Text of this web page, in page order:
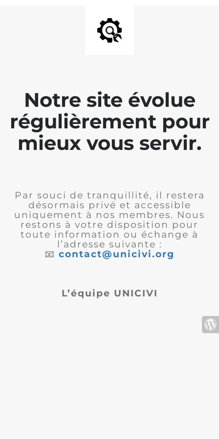
Notre site évolue
régulièrement pour
mieux vous servir.
Par souci de tranquillité, il restera
désormais privé et accessible
uniquement à nos membres. Nous
restons à votre disposition pour
toute information ou échange à
l’adresse suivante :
📧 contact@unicivi.org
L’équipe UNICIVI